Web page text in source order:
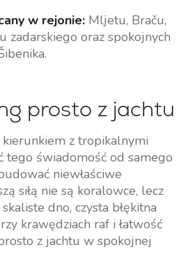
w rejonie:Mljetu, Braču,
zadarskiego oraz spokojnych
prosto z jachtu
z tropikalnymi
tego świadomość od samego
niewłaściwe
siłą nie są koralowce, lecz
dno, czysta błękitna
krawędziach raf i łatwość
z jachtu w spokojnej